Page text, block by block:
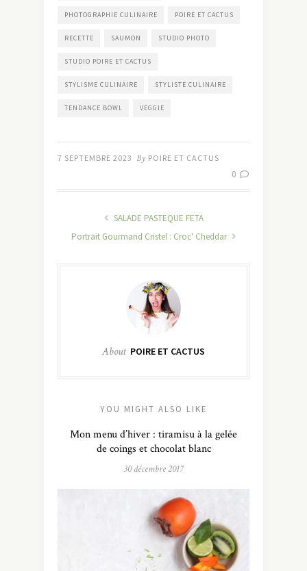
PHOTOGRAPHIE CULINAIRE POIRE ET CACTUS
RECETTE SAUMON STUDIO PHOTO
STUDIO POIRE ET CACTUS
STYLISME CULINAIRE STYLISTE CULINAIRE
TENDANCE BOWL VEGGIE
7 SEPTEMBRE 2023 By POIRE ET CACTUS
0
SALADE PASTEQUE FETA
Portrait Gourmand Cristel : Croc' Cheddar
About POIRE ET CACTUS
YOU MIGHT ALSO LIKE
Mon menu d’hiver : tiramisu à la gelée
de coings et chocolat blanc
30 décembre 2017